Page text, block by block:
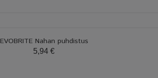
EVOBRITE Nahan puhdistus
5,94 €